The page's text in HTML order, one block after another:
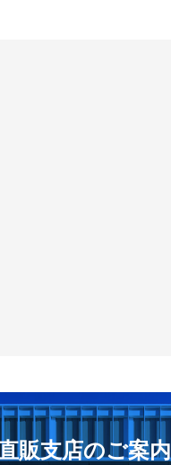
販支店のご案内